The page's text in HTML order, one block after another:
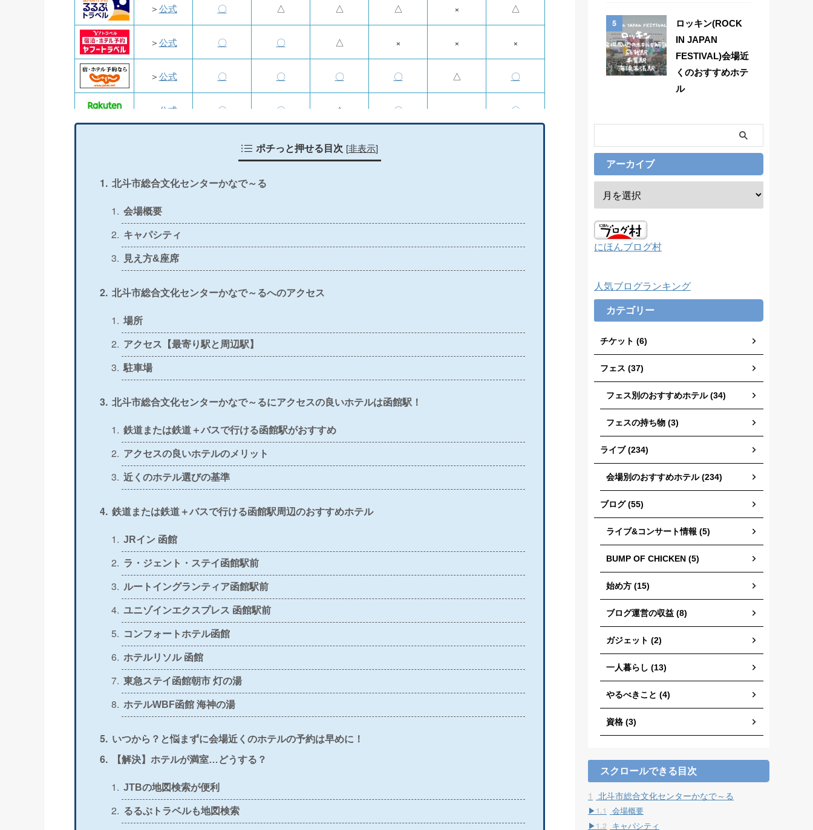
＞公式 〇 △ △ △ × △
＞公式 〇 〇 △ × × ×
＞公式 〇 〇 〇 〇 △ 〇
公式 〇 〇 △ 〇 〇
×
＞ 公式 〇
＞公式
＞公式 〇 〇 〇 〇 △ 〇
＞公式 〇
＞公式 △ 〇 〇 × × ×
＞公式 〇
＞公式 〇
＞公式 〇 〇 〇
＞公式 × 〇 × 〇 〇 〇
＞公式 ×
＞ 公式 〇
＞公式
＞ 公式 〇
ポチっと押せる目次 [非表示]
北斗市総合文化センターかなで～る
会場概要
キャパシティ
見え方&座席
北斗市総合文化センターかなで～るへのアクセス
場所
アクセス【最寄り駅と周辺駅】
駐車場
北斗市総合文化センターかなで～るにアクセスの良いホテルは函館駅！
鉄道または鉄道＋バスで行ける函館駅がおすすめ
アクセスの良いホテルのメリット
近くのホテル選びの基準
鉄道または鉄道＋バスで行ける函館駅周辺のおすすめホテル
JRイン 函館
ラ・ジェント・ステイ函館駅前
ルートイングランティア函館駅前
ユニゾインエクスプレス 函館駅前
コンフォートホテル函館
ホテルリソル 函館
東急ステイ函館朝市 灯の湯
ホテルWBF函館 海神の湯
いつから？と悩まずに会場近くのホテルの予約は早めに！
【解決】ホテルが満室…どうする？
JTBの地図検索が便利
るるぶトラベルも地図検索
5
ロッキン(ROCK
IN JAPAN
FESTIVAL)会場近
くのおすすめホテ
ル
アーカイブ
にほんブログ村
人気ブログランキング
カテゴリー
チケット (6)
フェス (37)
フェス別のおすすめホテル (34)
フェスの持ち物 (3)
ライブ (234)
会場別のおすすめホテル (234)
ブログ (55)
ライブ&コンサート情報 (5)
BUMP OF CHICKEN (5)
始め方 (15)
ブログ運営の収益 (8)
ガジェット (2)
一人暮らし (13)
やるべきこと (4)
資格 (3)
スクロールできる目次
1 北斗市総合文化センターかなで～る
1.1
会場概要
1.2
キャパシティ